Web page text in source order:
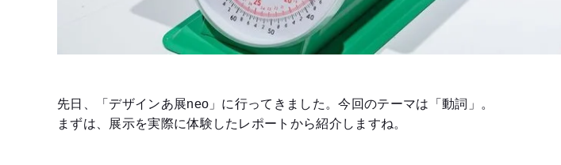
先日、「デザインあ展neo」に行ってきました。今回のテーマは「動詞」。
まずは、展示を実際に体験したレポートから紹介しますね。